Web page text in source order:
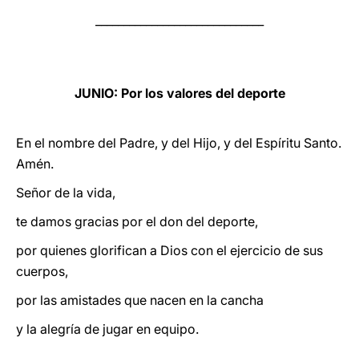
JUNIO: Por los valores del deporte
En el nombre del Padre, y del Hijo, y del Espíritu Santo.
Amén.
Señor de la vida,
te damos gracias por el don del deporte,
por quienes glorifican a Dios con el ejercicio de sus
cuerpos,
por las amistades que nacen en la cancha
y la alegría de jugar en equipo.